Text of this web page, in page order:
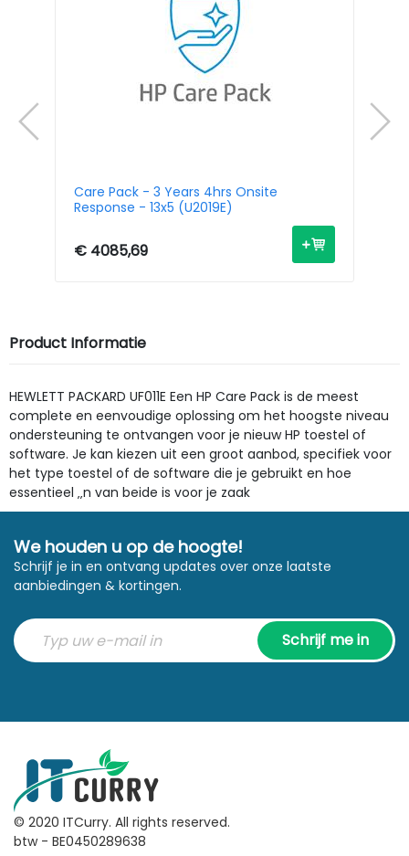
Care Pack - 3 Years 4hrs Onsite
Response - 13x5 (U2019E)
€ 4085,69
Product Informatie
HEWLETT PACKARD UF011E Een HP Care Pack is de meest
complete en eenvoudige oplossing om het hoogste niveau
ondersteuning te ontvangen voor je nieuw HP toestel of
software. Je kan kiezen uit een groot aanbod, specifiek voor
het type toestel of de software die je gebruikt en hoe
essentieel ‚‚n van beide is voor je zaak
We houden u op de hoogte!
Schrijf je in en ontvang updates over onze laatste
aanbiedingen & kortingen.
Schrijf me in
© 2020 ITCurry. All rights reserved.
btw - BE0450289638